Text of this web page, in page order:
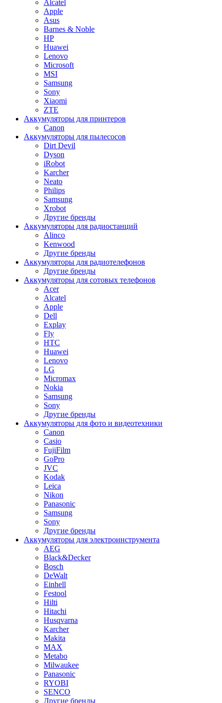
Alcatel
Apple
Asus
Barnes & Noble
HP
Huawei
Lenovo
Microsoft
MSI
Samsung
Sony
Xiaomi
ZTE
Аккумуляторы для принтеров
Canon
Аккумуляторы для пылесосов
Dirt Devil
Dyson
iRobot
Karcher
Neato
Philips
Samsung
Xrobot
Другие бренды
Аккумуляторы для радиостанций
Alinco
Kenwood
Другие бренды
Аккумуляторы для радиотелефонов
Другие бренды
Аккумуляторы для сотовых телефонов
Acer
Alcatel
Apple
Dell
Explay
Fly
HTC
Huawei
Lenovo
LG
Micromax
Nokia
Samsung
Sony
Другие бренды
Аккумуляторы для фото и видеотехники
Canon
Casio
FujiFilm
GoPro
JVC
Kodak
Leica
Nikon
Panasonic
Samsung
Sony
Другие бренды
Аккумуляторы для электроинструмента
AEG
Black&Decker
Bosch
DeWalt
Einhell
Festool
Hilti
Hitachi
Husqvarna
Karcher
Makita
MAX
Metabo
Milwaukee
Panasonic
RYOBI
SENCO
Другие бренды